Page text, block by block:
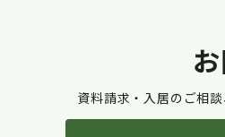
資料請求・入居のご相